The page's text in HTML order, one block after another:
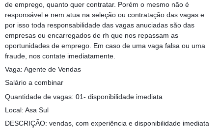
de emprego, quanto quer contratar. Porém o mesmo não é
responsável e nem atua na seleção ou contratação das vagas e
por isso toda responsabilidade das vagas anuciadas são das
empresas ou encarregados de rh que nos repassam as
oportunidades de emprego. Em caso de uma vaga falsa ou uma
fraude, nos contate imediatamente.
Vaga: Agente de Vendas
Salário a combinar
Quantidade de vagas: 01- disponibilidade imediata
Local: Asa Sul
DESCRIÇÃO: vendas, com experiência e disponibilidade imediata